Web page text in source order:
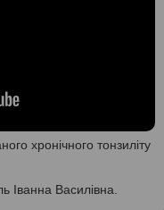
хронічного тонзиліту
Іванна Василівна.